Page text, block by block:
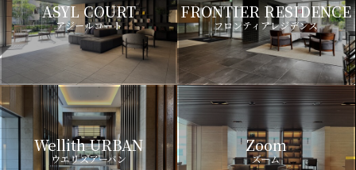
ASYL COURT
アジールコート
FRONTIER RESIDENCE
フロンティアレジデンス
Wellith URBAN
ウエリスアーバン
Zoom
ズーム